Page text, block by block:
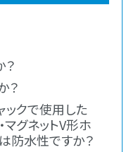
？
クで使用した
マグネットV形ホ
防水性ですか？